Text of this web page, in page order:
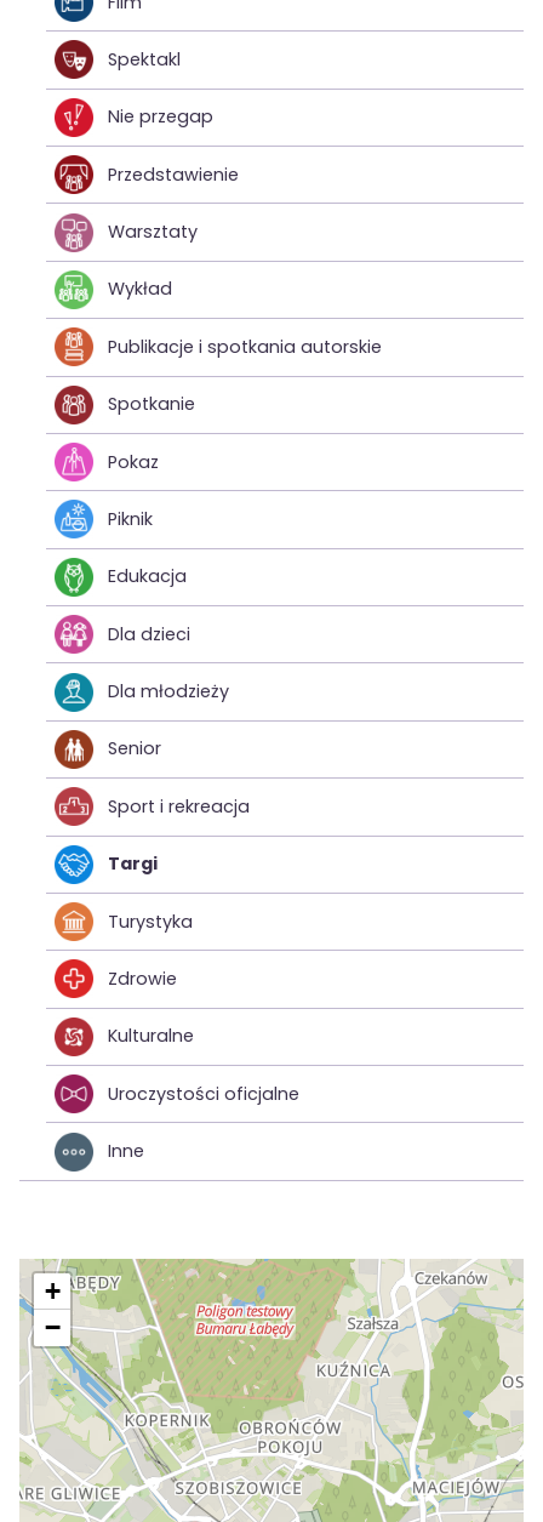
Spektakl
Nie przegap
Przedstawienie
Warsztaty
Wykład
Publikacje i spotkania autorskie
Spotkanie
Pokaz
Piknik
Edukacja
Dla dzieci
Dla młodzieży
Senior
Sport i rekreacja
Targi
Turystyka
Zdrowie
Kulturalne
Uroczystości oficjalne
Inne
+
−